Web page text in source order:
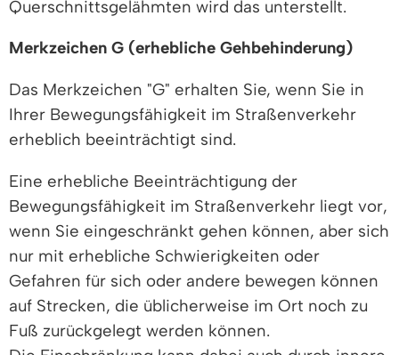
Querschnittsgelähmten wird das unterstellt.
Merkzeichen G (erhebliche Gehbehinderung)
Das Merkzeichen "G" erhalten Sie, wenn Sie in
Ihrer Bewegungsfähigkeit im Straßenverkehr
erheblich beeinträchtigt sind.
Eine erhebliche Beeinträchtigung der
Bewegungsfähigkeit im Straßenverkehr liegt vor,
wenn Sie eingeschränkt gehen können, aber sich
nur mit erhebliche Schwierigkeiten oder
Gefahren für sich oder andere bewegen können
auf Strecken, die üblicherweise im Ort noch zu
Fuß zurückgelegt werden können.